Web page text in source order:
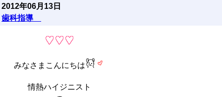
2012年06月13日
歯科指導
みなさまこんにちは
情熱ハイジニスト